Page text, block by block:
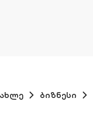
ბიზნესი